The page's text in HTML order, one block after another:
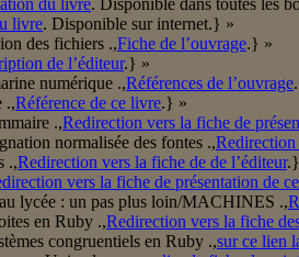
livre. Disponible sur internet.} »
des fichiers .,Fiche de l’ouvrage.} »
de l’éditeur.} »
numérique .,Références de l’ouvrage
.,Référence de ce livre.} »
.,Redirection vers la fiche de
normalisée des fontes .,
.,Redirection vers la fiche de de l’éditeur
vers la fiche de présentation de
lycée : un pas plus loin/MACHINES .,
en Ruby .,Redirection vers la fiche
congruentiels en Ruby .,sur ce lien